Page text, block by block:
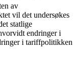
av
vil det undersøkes
statlige
endringer i
i tariffpolitikken